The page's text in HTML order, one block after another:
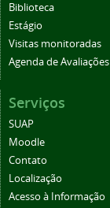
Biblioteca
Estágio
Visitas monitoradas
Agenda de Avaliações
Serviços
SUAP
Moodle
Contato
Localização
Acesso à Informação